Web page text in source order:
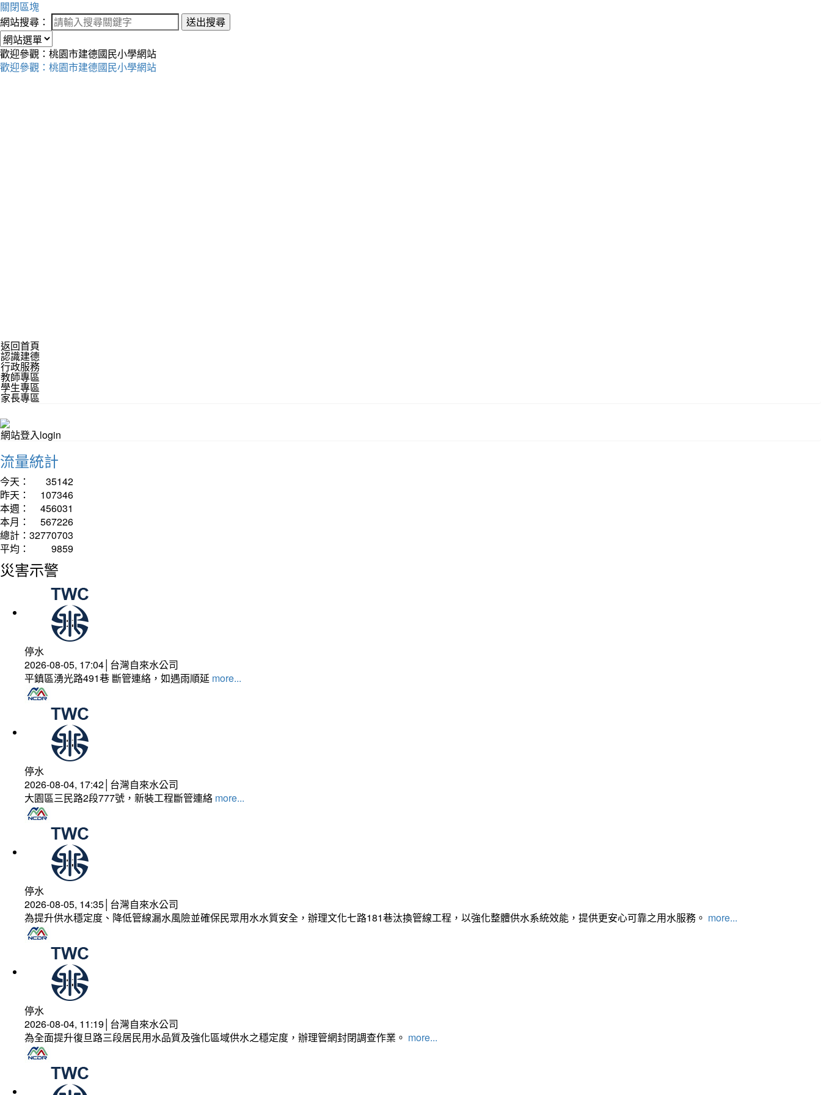
關閉區塊
網站搜尋：
送出搜尋
歡迎參觀：桃園市建德國民小學網站
歡迎參觀：桃園市建德國民小學網站
返回首頁
認識建德
行政服務
教師專區
學生專區
家長專區
網站登入login
流量統計
今天：
35142
昨天：
107346
本週：
456031
本月：
567226
總計： 32770703
平均：
9859
災害示警
停水
2026-08-05, 17:04│台灣自來水公司
平鎮區湧光路491巷 斷管連絡，如遇雨順延 more...
停水
2026-08-04, 17:42│台灣自來水公司
大園區三民路2段777號，新裝工程斷管連絡 more...
停水
2026-08-05, 14:35│台灣自來水公司
為提升供水穩定度、降低管線漏水風險並確保民眾用水水質安全，辦理文化七路181巷汰換管線工程，以強化整體供水系統效能，提供更安心可靠之用水服務。 more...
停水
2026-08-04, 11:19│台灣自來水公司
為全面提升復旦路三段居民用水品質及強化區域供水之穩定度，辦理管網封閉調查作業。 more...